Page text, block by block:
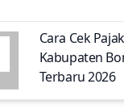
Cara Cek
Kabupaten
Terbaru 2026